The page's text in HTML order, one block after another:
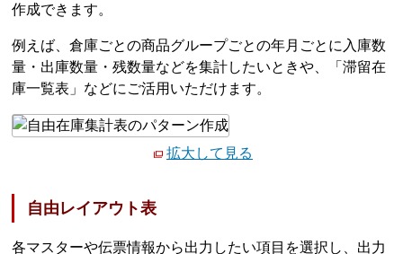
作成できます。
例えば、倉庫ごとの商品グループごとの年月ごとに入庫数
量・出庫数量・残数量などを集計したいときや、「滞留在
庫一覧表」などにご活用いただけます。
拡大して見る
自由レイアウト表
各マスターや伝票情報から出力したい項目を選択し、出力